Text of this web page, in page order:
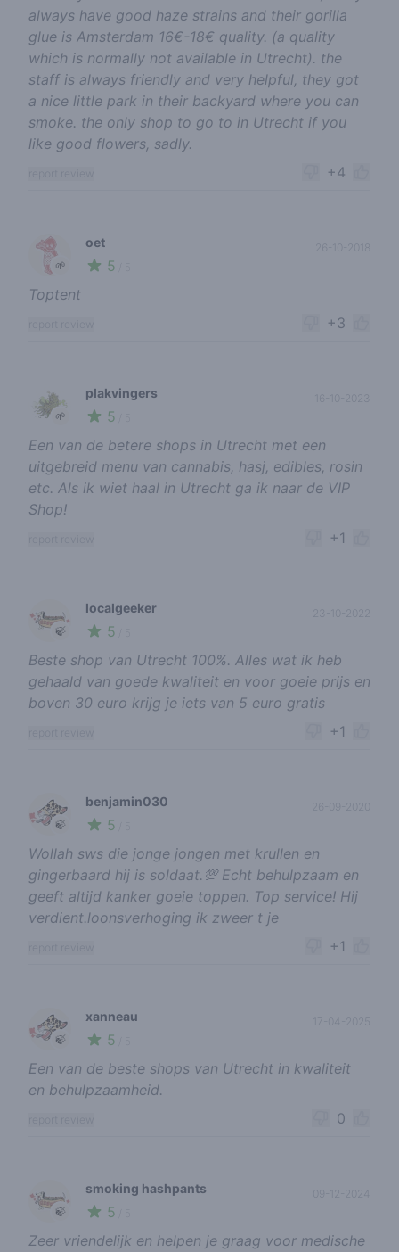
always have good haze strains and their gorilla
glue is Amsterdam 16€-18€ quality. (a quality
which is normally not available in Utrecht). the
staff is always friendly and very helpful, they got
a nice little park in their backyard where you can
smoke. the only shop to go to in Utrecht if you
like good flowers, sadly.
+4
🌱
oet
5
Toptent
+3
🌱
plakvingers
5
16-10-2023
Een van de betere shops in Utrecht met een
uitgebreid menu van cannabis, hasj, edibles, rosin
etc. Als ik wiet haal in Utrecht ga ik naar de VIP
Shop!
+1
🍃
localgeeker
5
23-10-2022
Beste shop van Utrecht 100%. Alles wat ik heb
gehaald van goede kwaliteit en voor goeie prijs en
boven 30 euro krijg je iets van 5 euro gratis
+1
🍃
benjamin030
5
Wollah sws die jonge jongen met krullen en
gingerbaard hij is soldaat.💯 Echt behulpzaam en
geeft altijd kanker goeie toppen. Top service! Hij
verdient.loonsverhoging ik zweer t je
+1
🍃
xanneau
5
Een van de beste shops van Utrecht in kwaliteit
en behulpzaamheid.
0
🍃
smoking hashpants
5
Zeer vriendelijk en helpen je graag voor medische